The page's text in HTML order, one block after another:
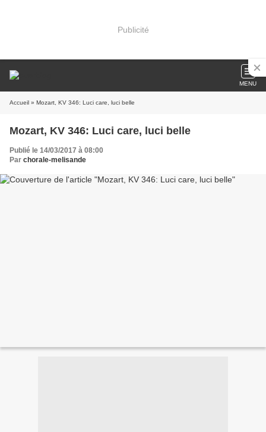
Publicité
MENU
Accueil » Mozart, KV 346: Luci care, luci belle
Mozart, KV 346: Luci care, luci belle
Publié le 14/03/2017 à 08:00
Par chorale-melisande